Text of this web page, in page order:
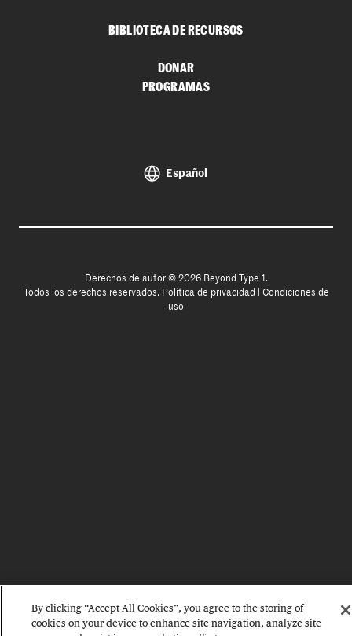
BIBLIOTECA DE RECURSOS
DONAR
PROGRAMAS
Español
Derechos de autor © 2026 Beyond Type 1.
Todos los derechos reservados. Política de privacidad
Condiciones de
uso
By clicking “Accept All Cookies”, you agree to the storing of
cookies on your device to enhance site navigation, analyze site